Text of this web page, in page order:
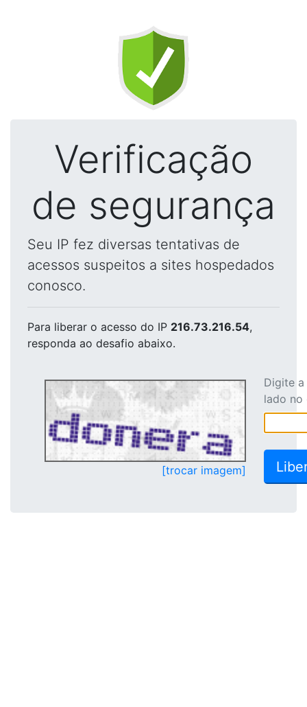
Verificação
de segurança
Seu IP fez diversas tentativas de
acessos suspeitos a sites hospedados
conosco.
Para liberar o acesso do IP 216.73.216.54,
responda ao desafio abaixo.
[trocar imagem]
Digite
lado no